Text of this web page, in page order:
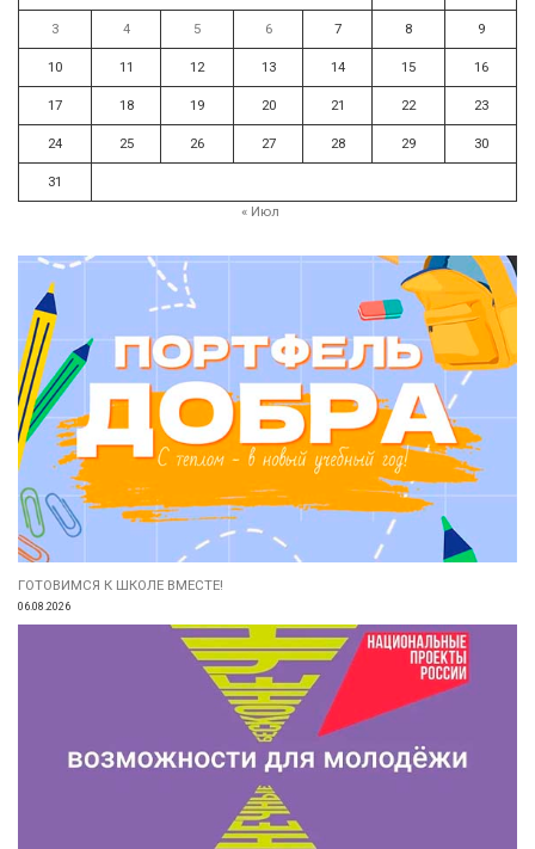
3 4 5 6 7 8 9
10 11 12 13 14 15 16
17 18 19 20 21 22 23
24 25 26 27 28 29 30
31
« Июл
ГОТОВИМСЯ К ШКОЛЕ ВМЕСТЕ!
06.08.2026